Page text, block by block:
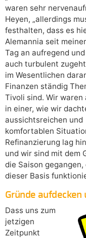
waren sehr
Heyen, „allerdings
festhalten, dass es
Alemannia seit
Tag an aufregend
auch turbulent
im Wesentlichen
Finanzen ständig
Tivoli sind. Wir waren
in einer, wie wir
aussichtsreichen und
komfortablen
Refinanzierung lag
und wir sind mit dem
die Saison gegangen,
dieser Basis
Gründe aufdecken
Dass uns zum
jetzigen
Zeitpunkt